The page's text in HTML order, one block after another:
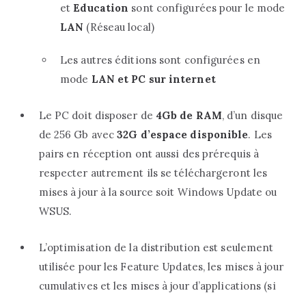
et Education sont configurées pour le mode
LAN (Réseau local)
Les autres éditions sont configurées en
mode LAN et PC sur internet
Le PC doit disposer de 4Gb de RAM, d’un disque
de 256 Gb avec32G d’espace disponible. Les
pairs en réception ont aussi des prérequis à
respecter autrement ils se téléchargeront les
mises à jour à la source soit Windows Update ou
WSUS.
L’optimisation de la distribution est seulement
utilisée pour les Feature Updates, les mises à jour
cumulatives et les mises à jour d’applications (si